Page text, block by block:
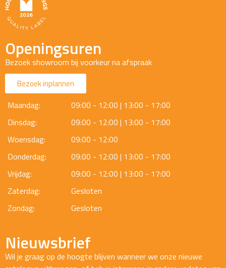
Openingsuren
Bezoek showroom bij voorkeur na afspraak
Bezoek inplannen
Maandag:
09:00 - 12:00 | 13:00 - 17:00
Dinsdag:
09:00 - 12:00 | 13:00 - 17:00
Woensdag:
09:00 - 12:00
Donderdag:
09:00 - 12:00 | 13:00 - 17:00
Vrijdag:
09:00 - 12:00 | 13:00 - 17:00
Zaterdag:
Gesloten
Zondag:
Gesloten
Nieuwsbrief
Wil je graag op de hoogte blijven wanneer we onze nieuwe